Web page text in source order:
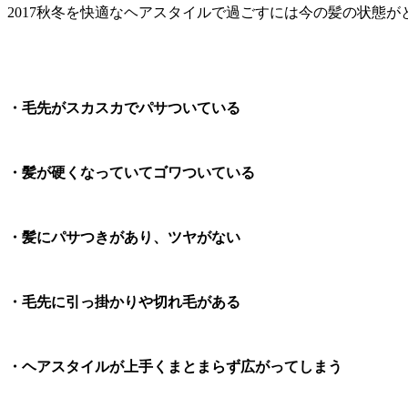
2017秋冬を快適なヘアスタイルで過ごすには今の髪の状態が
・毛先がスカスカでパサついている
・髪が硬くなっていてゴワついている
・髪にパサつきがあり、ツヤがない
・毛先に引っ掛かりや切れ毛がある
・ヘアスタイルが上手くまとまらず広がってしまう